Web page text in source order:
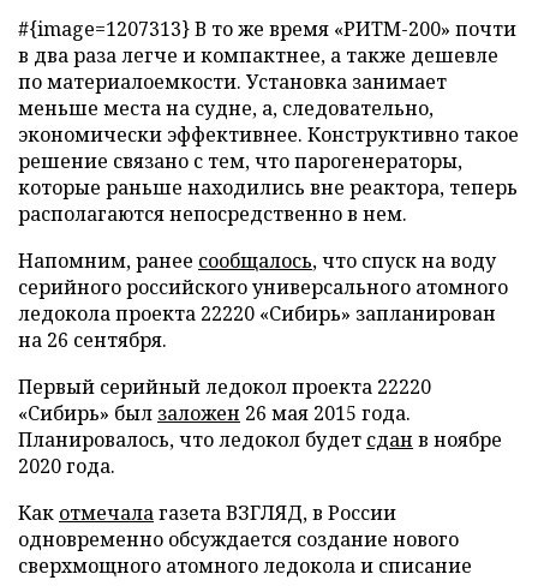
#{image=1207313} В то же время «РИТМ-200» почти
в два раза легче и компактнее, а также дешевле
по материалоемкости. Установка занимает
меньше места на судне, а, следовательно,
экономически эффективнее. Конструктивно такое
решение связано с тем, что парогенераторы,
которые раньше находились вне реактора, теперь
располагаются непосредственно в нем.
Напомним, ранее сообщалось, что спуск на воду
серийного российского универсального атомного
ледокола проекта 22220 «Сибирь» запланирован
на 26 сентября.
Первый серийный ледокол проекта 22220
«Сибирь» был заложен 26 мая 2015 года.
Планировалось, что ледокол будет сдан в ноябре
2020 года.
Как отмечалагазета ВЗГЛЯД, в России
одновременно обсуждается создание нового
сверхмощного атомного ледокола и списание